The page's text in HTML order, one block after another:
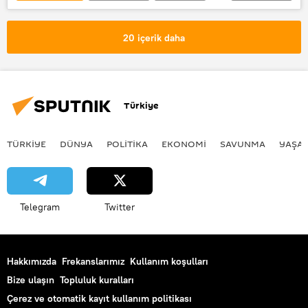
İran
Tahran
Friedrich Merz
20 içerik daha
Türkiye
TÜRKIYE DÜNYA POLİTİKA EKONOMİ SAVUNMA
Telegram Twitter
Hakkımızda Frekanslarımız Kullanım koşulları
Bize ulaşın Topluluk kuralları
Çerez ve otomatik kayıt kullanım politikası